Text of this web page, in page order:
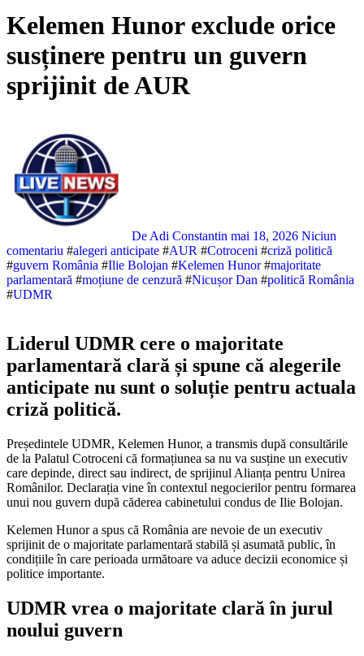
Kelemen Hunor exclude orice
susținere pentru un guvern
sprijinit de AUR
De Adi Constantin mai 18, 2026 Niciun
comentariu #alegeri anticipate #AUR #Cotroceni #criză politică
#guvern România #Ilie Bolojan #Kelemen Hunor#majoritate
parlamentară #moțiune de cenzură #Nicușor Dan #politică România
#UDMR
Liderul UDMR cere o majoritate
parlamentară clară și spune că alegerile
anticipate nu sunt o soluție pentru actuala
criză politică.
Președintele UDMR, Kelemen Hunor, a transmis după consultările
de la Palatul Cotroceni că formațiunea sa nu va susține un executiv
care depinde, direct sau indirect, de sprijinul Alianța pentru Unirea
Românilor. Declarația vine în contextul negocierilor pentru formarea
unui nou guvern după căderea cabinetului condus de Ilie Bolojan.
Kelemen Hunor a spus că România are nevoie de un executiv
sprijinit de o majoritate parlamentară stabilă și asumată public, în
condițiile în care perioada următoare va aduce decizii economice și
politice importante.
UDMR vrea o majoritate clară în jurul
noului guvern